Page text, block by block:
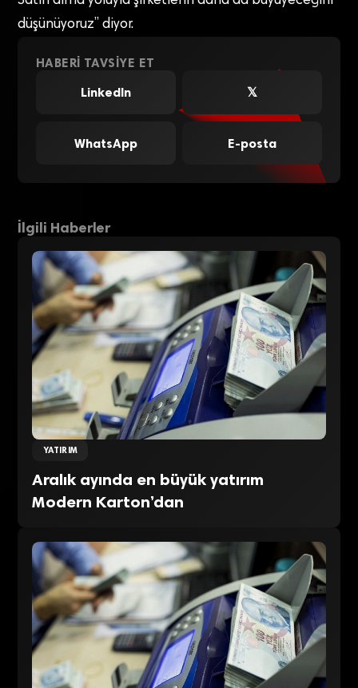
düşünüyoruz” diyor.
HABERI TAVSIYE ET
LinkedIn
𝕏
WhatsApp E-posta
İlgili Haberler
YATIRIM
Aralık ayında en büyük yatırım
Modern Karton’dan